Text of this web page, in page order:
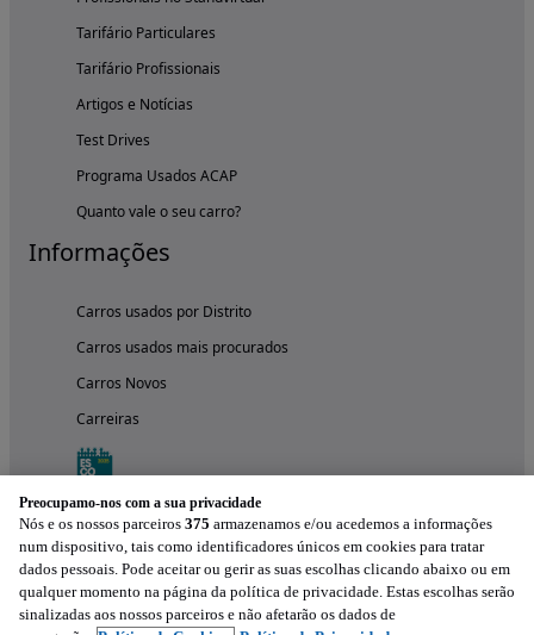
Tarifário Particulares
Tarifário Profissionais
Artigos e Notícias
Test Drives
Programa Usados ACAP
Quanto vale o seu carro?
Informações
Carros usados por Distrito
Carros usados mais procurados
Carros Novos
Carreiras
Preocupamo-nos com a sua privacidade
Nós e os nossos parceiros 375 armazenamos e/ou acedemos a informações
num dispositivo, tais como identificadores únicos em cookies para tratar
dados pessoais. Pode aceitar ou gerir as suas escolhas clicando abaixo ou em
qualquer momento na página da política de privacidade. Estas escolhas serão
sinalizadas aos nossos parceiros e não afetarão os dados de